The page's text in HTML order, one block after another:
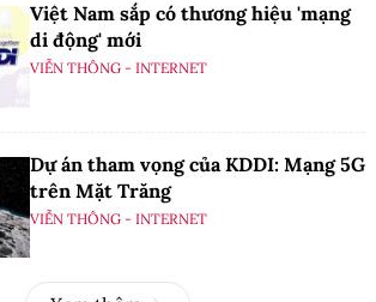
Việt Nam sắp có thương hiệu 'mạng
di động' mới
VIỄN THÔNG - INTERNET
Dự án tham vọng của KDDI: Mạng 5G
trên Mặt Trăng
VIỄN THÔNG - INTERNET